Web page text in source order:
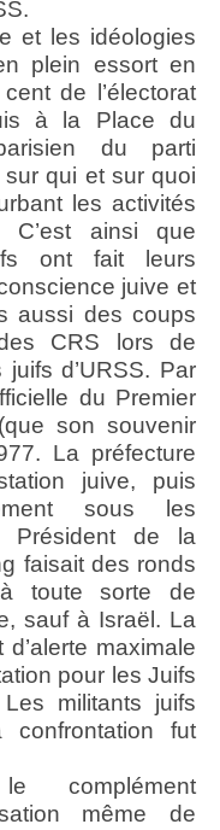
et les idéologies
plein essort en
de l’électorat
à la Place du
du parti
qui et sur quoi
les activités
C’est ainsi que
ont fait leurs
juive et
aussi des coups
CRS lors de
d’URSS. Par
du Premier
son souvenir
La préfecture
juive, puis
sous les
Président de la
faisait des ronds
toute sorte de
sauf à Israël. La
maximale
pour les Juifs
militants juifs
confrontation fut
complément
même de